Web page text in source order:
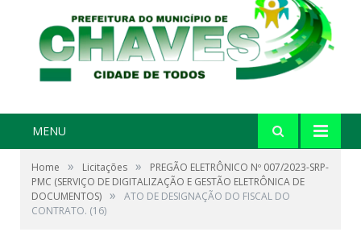
MENU
Home » Licitações »
PREGÃO ELETRÔNICO Nº 007/2023-SRP-
PMC (SERVIÇO DE DIGITALIZAÇÃO E GESTÃO ELETRÔNICA DE
DOCUMENTOS) »
ATO DE DESIGNAÇÃO DO FISCAL DO
CONTRATO. (16)